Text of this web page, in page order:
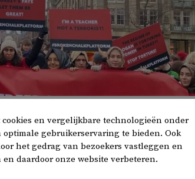
organiseerde platform Broken
Hierbij vroegen tientallen activisten
en vergelijkbare technologieën onder
optimale gebruikerservaring te bieden. Ook
het gedrag van bezoekers vastleggen en
daardoor onze website verbeteren.